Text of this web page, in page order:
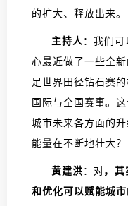
的扩大、释放出来。
主持人 ：我们
心最近做了一些全
足世界田径钻石赛
国际与全国赛事。
城市未来各方面的
能量在不断地壮大？
黄建洪 ：对， 其
和优化可以赋能城